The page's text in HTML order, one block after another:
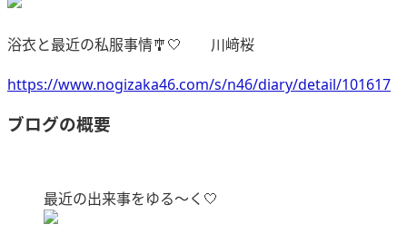
浴衣と最近の私服事情🎐🤍 川﨑桜
https://www.nogizaka46.com/s/n46/diary/detail/101617
ブログの概要
最近の出来事をゆる〜く🤍